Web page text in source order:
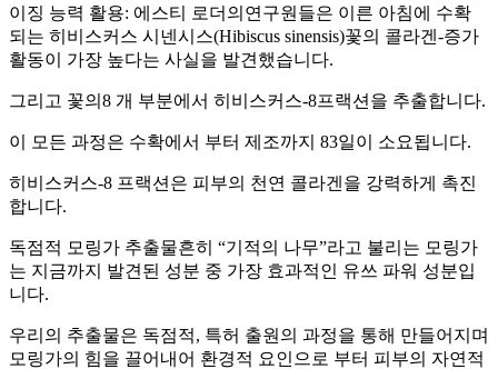
이징 능력 활용: 에스티 로더의연구원들은 이른 아침에 수확
되는 히비스커스 시넨시스(Hibiscus sinensis)꽃의 콜라겐-증가
활동이 가장 높다는 사실을 발견했습니다.
그리고 꽃의8 개 부분에서 히비스커스-8프랙션을 추출합니다.
이 모든 과정은 수확에서 부터 제조까지 83일이 소요됩니다.
히비스커스-8 프랙션은 피부의 천연 콜라겐을 강력하게 촉진
합니다.
독점적 모링가 추출물흔히 “기적의 나무”라고 불리는 모링가
는 지금까지 발견된 성분 중 가장 효과적인 유쓰 파워 성분입
니다.
우리의 추출물은 독점적, 특허 출원의 과정을 통해 만들어지며
모링가의 힘을 끌어내어 환경적 요인으로 부터 피부의 자연적